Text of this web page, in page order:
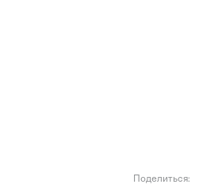
Поделиться: